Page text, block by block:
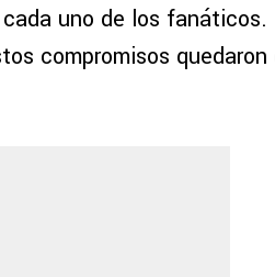
uno de los fanáticos.
compromisos